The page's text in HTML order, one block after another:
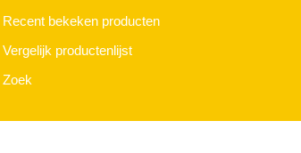
Recent bekeken producten
Vergelijk productenlijst
Zoek